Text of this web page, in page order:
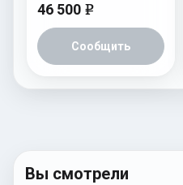
46 500 e
Сообщить
Вы смотрели